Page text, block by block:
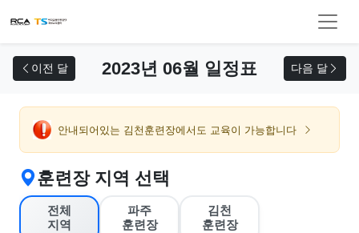
이전 달 2023년 06월 일정표 다음 달
안내되어있는 김천훈련장에서도 교육이 가능합니다
훈련장 지역 선택
전체
지역
파주
훈련장
김천
훈련장